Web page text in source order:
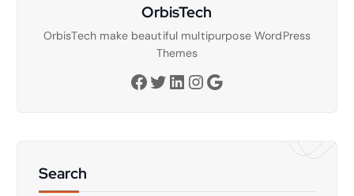
OrbisTech
OrbisTech make beautiful multipurpose WordPress
Themes
Facebook Twitter LinkedIn InstagramGoogle
Search